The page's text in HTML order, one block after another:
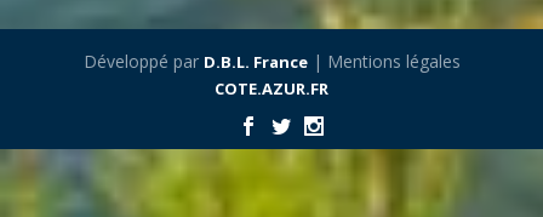
Développé par D.B.L. France| Mentions légales
COTE.AZUR.FR